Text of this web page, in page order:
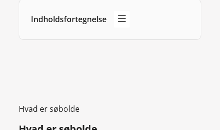
Indholdsfortegnelse
Hvad er søbolde